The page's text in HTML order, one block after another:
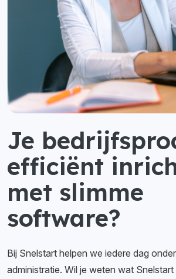
Je
efficiënt
met slimme
software?
Bij Snelstart helpen we iedere dag
administratie. Wil je weten wat